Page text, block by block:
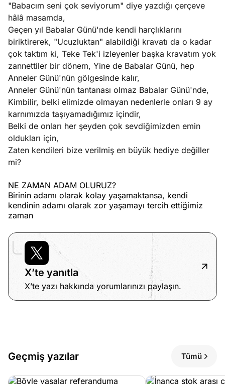
"Babacım seni çok seviyorum" diye yazdığı çerçeve
hâlâ masamda,
Geçen yıl Babalar Günü'nde kendi harçlıklarını
biriktirerek, "Ucuzluktan" alabildiği kravatı da o kadar
çok taktım ki, Teke Tek'i izleyenler başka kravatım yok
zannettiler bir dönem, Yine de Babalar Günü, hep
Anneler Günü'nün gölgesinde kalır,
Anneler Günü'nün tantanası olmaz Babalar Günü'nde,
Kimbilir, belki elimizde olmayan nedenlerle onları 9 ay
karnımızda taşıyamadığımız içindir,
Belki de onları her şeyden çok sevdiğimizden emin
oldukları için,
Zaten kendileri bize verilmiş en büyük hediye değiller
mi?
NE ZAMAN ADAM OLURUZ?
Birinin adamı olarak kolay yaşamaktansa, kendi
kendinin adamı olarak zor yaşamayı tercih ettiğimiz
zaman
X’te yanıtla
X’te yazı hakkında yorumlarınızı paylaşın.
Geçmiş yazılar Tümü